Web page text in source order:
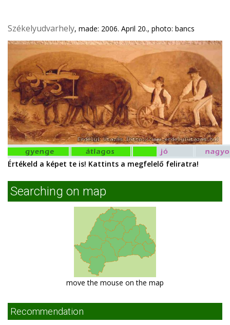
Székelyudvarhely, made: 2006. April 20., photo: bancs
Értékeld a képet te is! Kattints a megfelelő feliratra!
Searching on map
move the mouse on the map
Recommendation